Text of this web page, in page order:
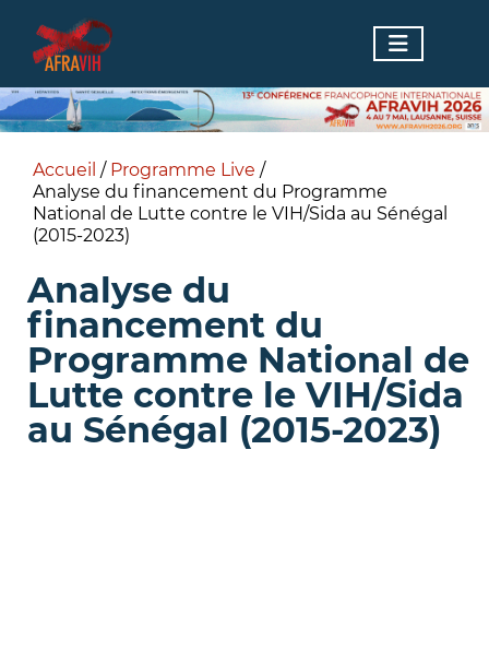
Accueil / Programme Live /
Analyse du financement du Programme
National de Lutte contre le VIH/Sida au Sénégal
(2015-2023)
Analyse du
financement du
Programme National de
Lutte contre le VIH/Sida
au Sénégal (2015-2023)